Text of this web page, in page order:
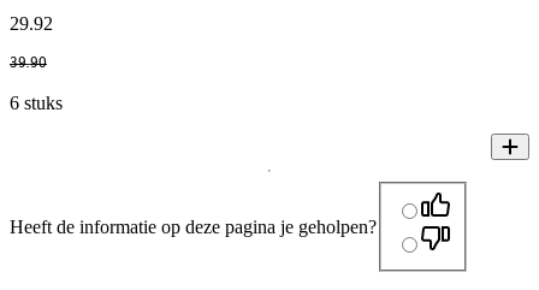
29.92
39.90
6 stuks
Heeft de informatie op deze pagina je geholpen?